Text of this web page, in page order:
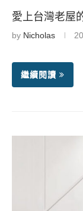
愛上台灣老屋
by Nicholas
繼續閱讀